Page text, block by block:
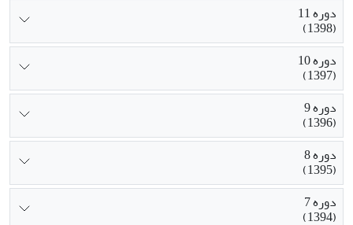
دوره 11
(1398)
دوره 10
(1397)
دوره 9
(1396)
دوره 8
(1395)
دوره 7
(1394)